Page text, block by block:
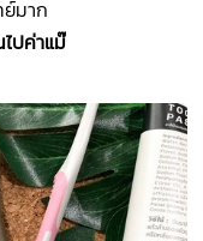
มาก
ปค่าแม๊